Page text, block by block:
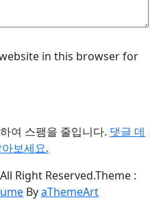
in this browser for
여 스팸을 줄입니다. 댓글 데
보세요.
Right Reserved.Theme :
ByaThemeArt